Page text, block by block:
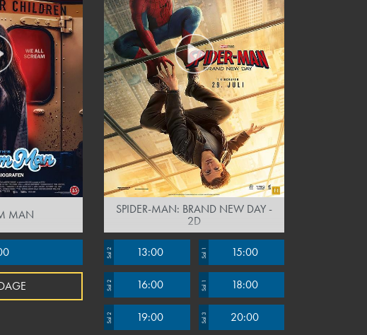
MAN
SPIDER-MAN: BRAND NEW DAY -
2D
Sal 2 13:00 Sal 1 15:00
Sal 2 16:00 Sal 1 18:00
Sal 2 19:00 Sal 3 20:00